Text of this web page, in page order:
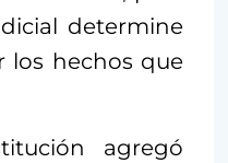
determine
los hechos que
agregó